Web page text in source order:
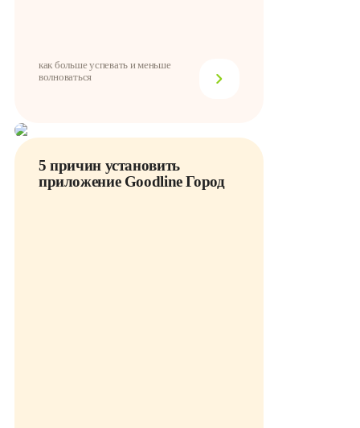
как больше успевать и меньше
волноваться
5 причин установить
приложение Goodline Город